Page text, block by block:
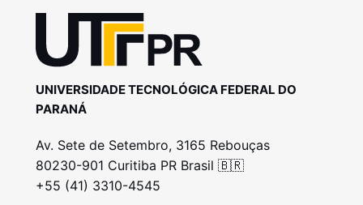
UNIVERSIDADE TECNOLÓGICA FEDERAL DO
PARANÁ
Av. Sete de Setembro, 3165 Rebouças
80230-901 Curitiba PR Brasil 🇧🇷
+55 (41) 3310-4545